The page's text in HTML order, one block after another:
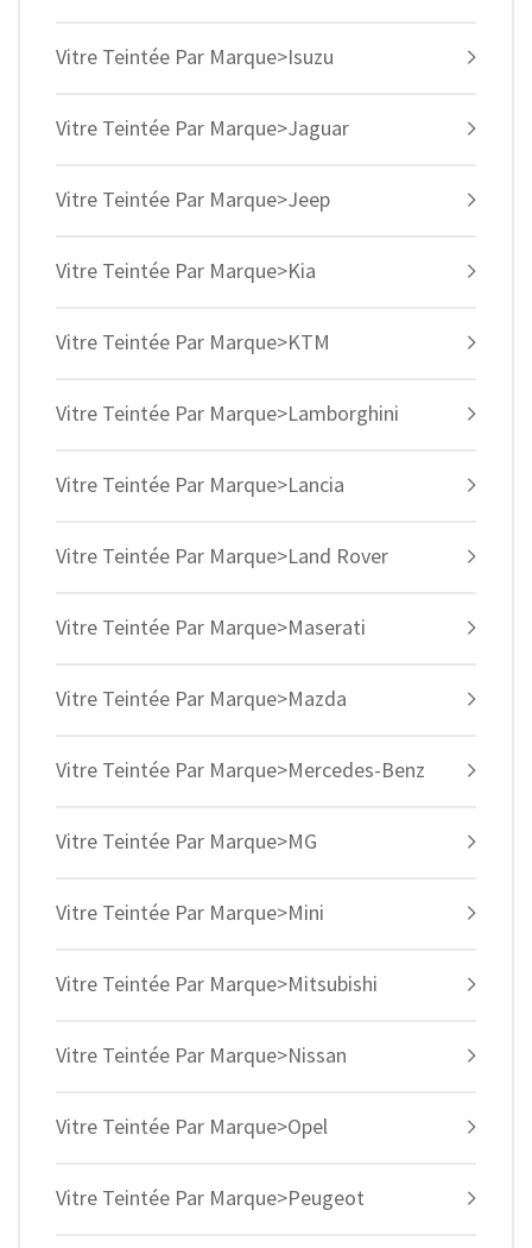
Vitre Teintée Par Marque>Isuzu
Vitre Teintée Par Marque>Jaguar
Vitre Teintée Par Marque>Jeep
Vitre Teintée Par Marque>Kia
Vitre Teintée Par Marque>KTM
Vitre Teintée Par Marque>Lamborghini
Vitre Teintée Par Marque>Lancia
Vitre Teintée Par Marque>Land Rover
Vitre Teintée Par Marque>Maserati
Vitre Teintée Par Marque>Mazda
Vitre Teintée Par Marque>Mercedes-Benz
Vitre Teintée Par Marque>MG
Vitre Teintée Par Marque>Mini
Vitre Teintée Par Marque>Mitsubishi
Vitre Teintée Par Marque>Nissan
Vitre Teintée Par Marque>Opel
Vitre Teintée Par Marque>Peugeot